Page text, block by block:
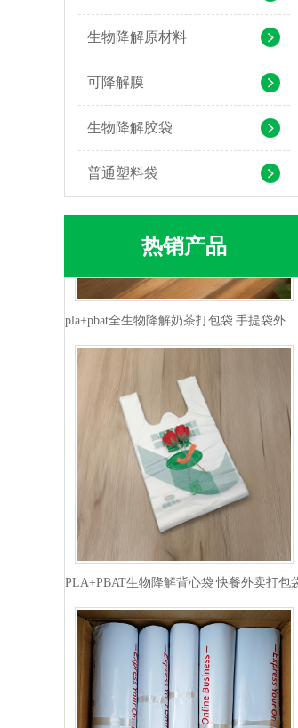
生物降解原材料
可降解膜
生物降解胶袋
普通塑料袋
热销产品
pla+pbat全生物降解奶茶打包袋 手提袋外卖包装
PLA+PBAT生物降解背心袋 快餐外卖打包袋